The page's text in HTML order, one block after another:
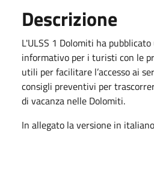
Descrizione
L'ULSS 1 Dolomiti ha
informativo per i turisti con le
utili per facilitare l’accesso ai
consigli preventivi per
di vacanza nelle Dolomiti.
In allegato la versione in